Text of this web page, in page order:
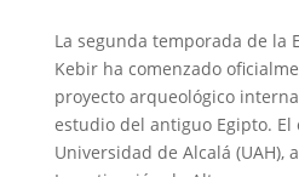
La segunda temporada de la
Kebir ha comenzado
proyecto arqueológico
estudio del antiguo Egipto. El
Universidad de Alcalá (UAH),